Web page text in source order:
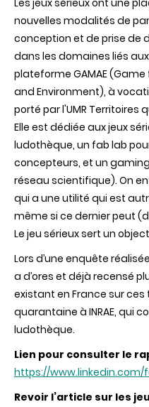
Les jeux sérieux ont une
nouvelles modalités de
conception et de prise de
dans les domaines liés aux
plateforme GAMAE
and Environment), à
porté par l'UMR Territoires
Elle est dédiée aux jeux
ludothèque, un fab lab
concepteurs, et un
réseau scientifique). On
qui a une utilité qui est
même si ce dernier peut
Le jeu sérieux sert un
Lors d’une enquête
a d’ores et déjà recensé
existant en France sur
quarantaine à INRAE, qui
ludothèque.
Lien pour consulter le
https://
Revoir l’article sur les